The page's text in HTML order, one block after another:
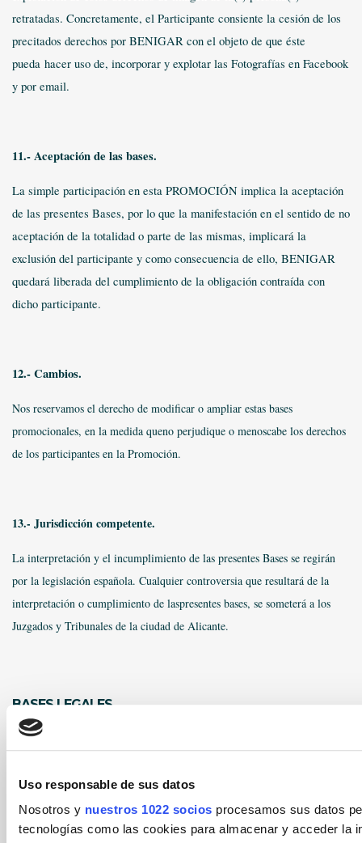
Uso responsable de sus datos
Nosotros y nuestros 1022 socios procesamos sus datos
tecnologías como las cookies para almacenar y acceder la
retratadas. Concretamente, el Participante consiente la cesión de los
precitados derechos por BENIGAR con el objeto de que éste
pueda hacer uso de, incorporar y explotar las Fotografías en Facebook
y por email.
11.- Aceptación de las bases.
La simple participación en esta PROMOCIÓN implica la aceptación
de las presentes Bases, por lo que la manifestación en el sentido de no
aceptación de la totalidad o parte de las mismas, implicará la
exclusión del participante y como consecuencia de ello, BENIGAR
quedará liberada del cumplimiento de la obligación contraída con
dicho participante.
12.- Cambios.
Nos reservamos el derecho de modificar o ampliar estas bases
promocionales, en la medida queno perjudique o menoscabe los derechos
de los participantes en la Promoción.
13.- Jurisdicción competente.
La interpretación y el incumplimiento de las presentes Bases se regirán
por la legislación española. Cualquier controversia que resultará de la
interpretación o cumplimiento de laspresentes bases, se someterá a los
Juzgados y Tribunales de la ciudad de Alicante.
BASES LEGALES